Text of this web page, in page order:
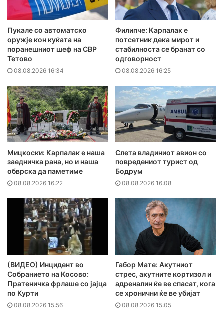
Пукале со автоматско
оружје кон куќата на
поранешниот шеф на СВР
Тетово
08.08.2026 16:34
Филипче: Карпалак е
потсетник дека мирот и
стабилноста се бранат со
одговорност
08.08.2026 16:25
Мицкоски: Карпалак е наша
заедничка рана, но и наша
обврска да паметиме
08.08.2026 16:22
Слета владиниот авион со
повредениот турист од
Бодрум
08.08.2026 16:08
(ВИДЕО) Инцидент во
Собранието на Косово:
Пратеничка фрлаше со јајца
по Курти
08.08.2026 15:56
Габор Мате: Акутниот
стрес, акутните кортизол и
адреналин ќе ве спасат, кога
се хронични ќе ве убијат
08.08.2026 15:05